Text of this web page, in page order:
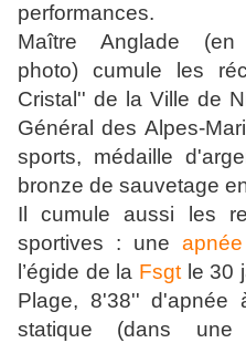
performances.
Maître Anglade
photo) cumule les
Cristal'' de la Ville de
Général des Alpes-
sports, médaille
bronze de sauvetage
Il cumule aussi les
sportives : une
l’égide de la Fsgt le 30
Plage, 8'38'' d'apnée
statique (dans